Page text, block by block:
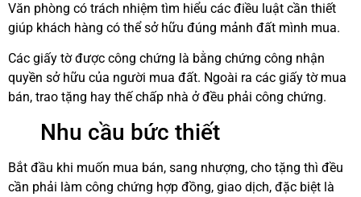
Văn phòng có trách nhiệm tìm hiểu các điều luật cần thiết
giúp khách hàng có thể sở hữu đúng mảnh đất mình mua.
Các giấy tờ được công chứng là bằng chứng công nhận
quyền sở hữu của người mua đất. Ngoài ra các giấy tờ mua
bán, trao tặng hay thế chấp nhà ở đều phải công chứng.
Nhu cầu bức thiết
Bắt đầu khi muốn mua bán, sang nhượng, cho tặng thì đều
cần phải làm công chứng hợp đồng, giao dịch, đặc biệt là